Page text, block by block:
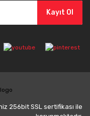
Kayıt Ol
256bit SSL sertifikası ile